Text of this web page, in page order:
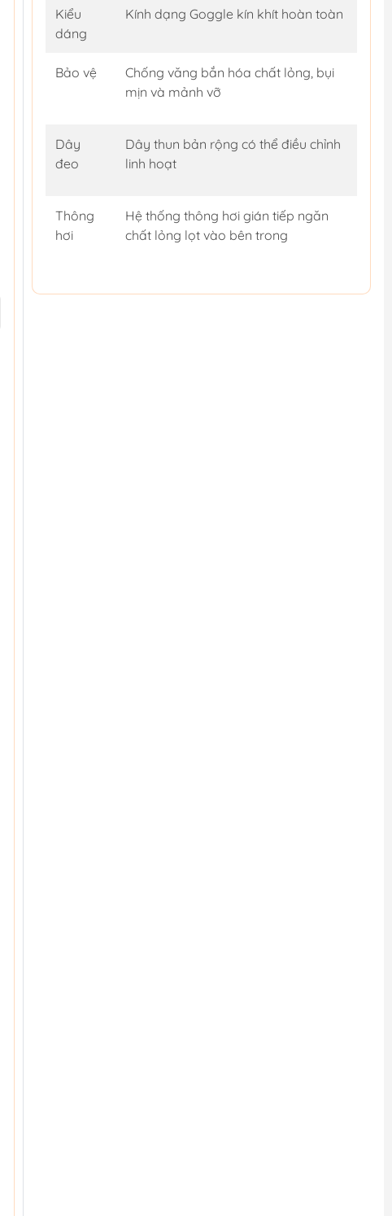
Kiểu
dáng
Kính dạng Goggle kín khít hoàn toàn
Bảo vệ
Chống văng bắn hóa chất lỏng, bụi
mịn và mảnh vỡ
Dây
đeo
Dây thun bản rộng có thể điều chỉnh
linh hoạt
Thông
hơi
Hệ thống thông hơi gián tiếp ngăn
chất lỏng lọt vào bên trong